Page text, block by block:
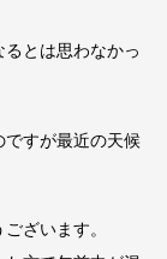
とは思わなかっ
ですが最近の天候
ざいます。